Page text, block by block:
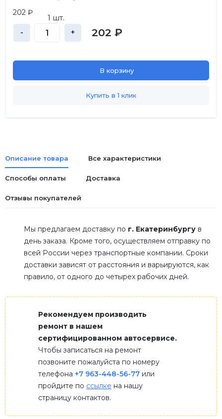
202 ₽
1 шт.
- + 202 ₽
В корзину
Купить в 1 клик
Описание товара Все характеристики
Способы оплаты Доставка
Отзывы покупателей
Мы предлагаем доставку по г. Екатеринбургу в
день заказа. Кроме того, осуществляем отправку по
всей России через транспортные компании. Сроки
доставки зависят от расстояния и варьируются, как
правило, от одного до четырех рабочих дней.
Рекомендуем производить
ремонт в нашем
сертифицированном автосервисе.
Чтобы записаться на ремонт
позвоните пожалуйста по номеру
телефона +7 963-448-56-77 или
пройдите по ссылке на нашу
страницу контактов.